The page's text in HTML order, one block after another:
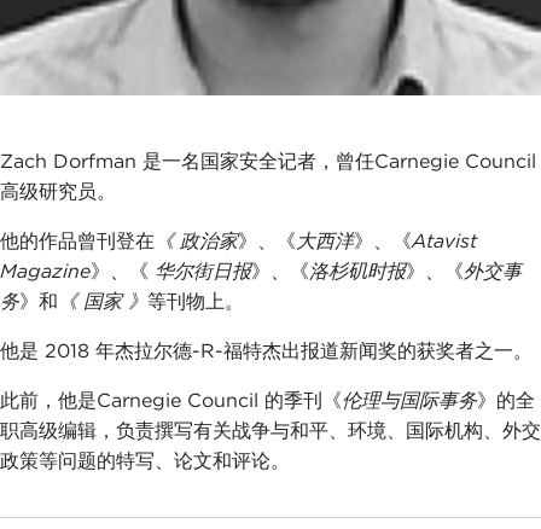
Zach Dorfman 是一名国家安全记者，曾任Carnegie Council
高级研究员。
他的作品曾刊登在 《 政治家》、《 大西洋》、《Atavist
Magazine》、《 华尔街日报》、《洛杉矶时报》、《外交事
务》和 《 国家 》 等刊物上。
他是 2018 年杰拉尔德-R-福特杰出报道新闻奖的获奖者之一。
此前，他是Carnegie Council 的季刊《伦理与国际事务》的全
职高级编辑，负责撰写有关战争与和平、环境、国际机构、外交
政策等问题的特写、论文和评论。